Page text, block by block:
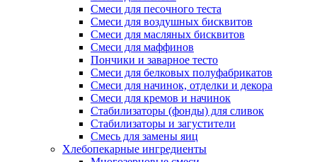
Смеси для песочного теста
Смеси для воздушных бисквитов
Смеси для масляных бисквитов
Смеси для маффинов
Пончики и заварное тесто
Cмеси для белковых полуфабрикатов
Смеси для начинок, отделки и декора
Смеси для кремов и начинок
Стабилизаторы (фонды) для сливок
Стабилизаторы и загустители
Смесь для замены яиц
Хлебопекарные ингредиенты